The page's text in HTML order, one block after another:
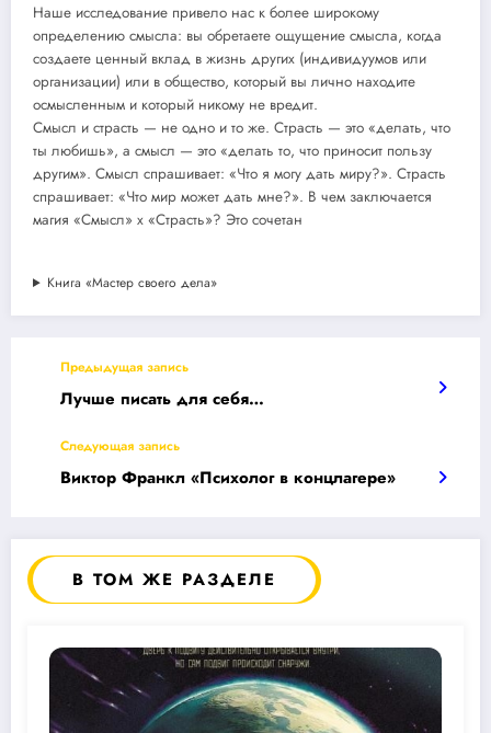
Наше исследование привело нас к более широкому
определению смысла: вы обретаете ощущение смысла, когда
создаете ценный вклад в жизнь других (индивидуумов или
организации) или в общество, который вы лично находите
осмысленным и который никому не вредит.
Смысл и страсть — не одно и то же. Страсть — это «делать, что
ты любишь», а смысл — это «делать то, что приносит пользу
другим». Смысл спрашивает: «Что я могу дать миру?». Страсть
спрашивает: «Что мир может дать мне?». В чем заключается
магия «Смысл» х «Страсть»? Это сочетан
Книга «Мастер своего дела»
Предыдущая запись
Лучше писать для себя…
Следующая запись
Виктор Франкл «Психолог в концлагере»
В ТОМ ЖЕ РАЗДЕЛЕ